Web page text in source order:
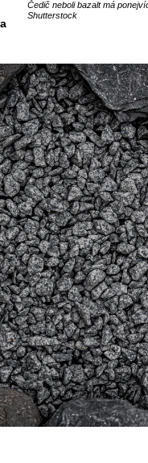
Čedič neboli bazalt má
Shutterstock